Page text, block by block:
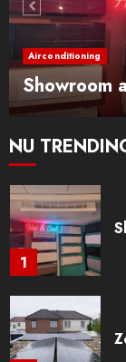
Airconditioning
Showroom
NU
7
1